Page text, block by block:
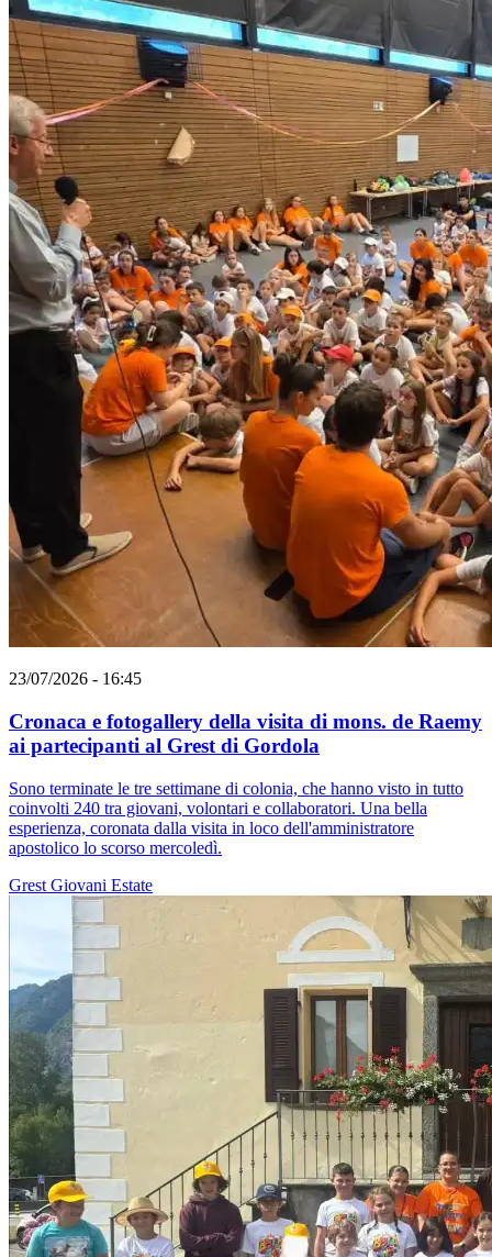
23/07/2026 - 16:45
Cronaca e fotogallery della visita di mons. de Raemy
ai partecipanti al Grest di Gordola
Sono terminate le tre settimane di colonia, che hanno visto in tutto
coinvolti 240 tra giovani, volontari e collaboratori. Una bella
esperienza, coronata dalla visita in loco dell'amministratore
apostolico lo scorso mercoledì.
Grest Giovani Estate